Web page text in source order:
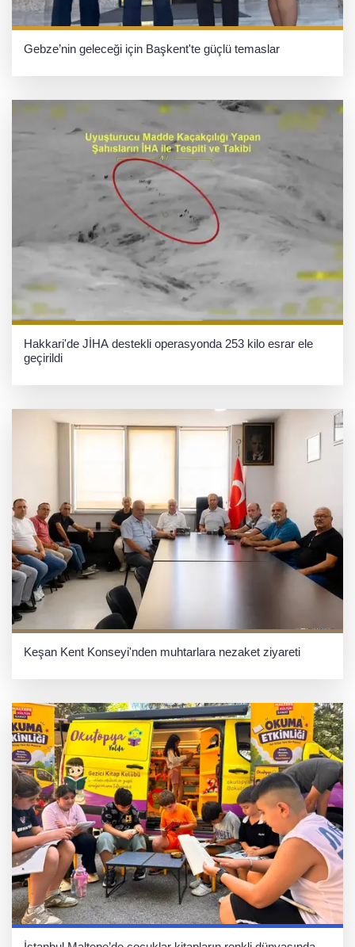
Gebze’nin geleceği için Başkent'te güçlü temaslar
Hakkari'de JİHA destekli operasyonda 253 kilo esrar ele
geçirildi
Keşan Kent Konseyi'nden muhtarlara nezaket ziyareti